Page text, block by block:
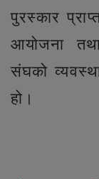
पुरस्कार
आयोजना
संघको
हो।